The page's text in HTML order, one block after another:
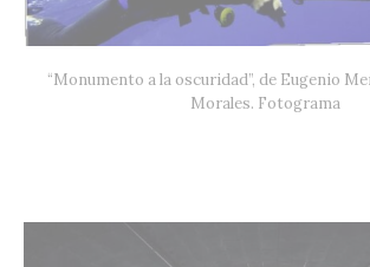
“Monumento a la oscuridad”, de Eugenio
Morales. Fotograma